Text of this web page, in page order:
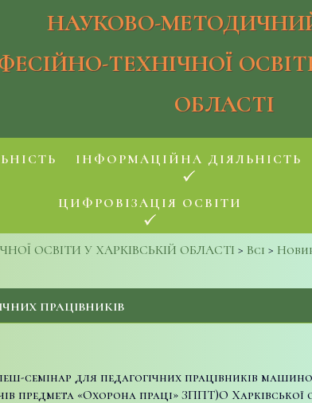
НАУКОВО-
ТЕХНІЧНОЇ
ОБЛАСТІ
ІНФОРМАЦІЙНА ДІЯЛЬНІСТЬ
ЦИФРОВІЗАЦІЯ ОСВІТИ
ОСВІТИ У ХАРКІВСЬКІЙ ОБЛАСТІ > Всі >
ПРАЦІВНИКІВ
семінар для педагогічних працівників
предмета «Охорона праці» ЗППТ)О Харківської